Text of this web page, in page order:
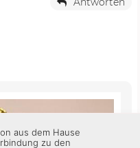
aus dem Hause
zu den